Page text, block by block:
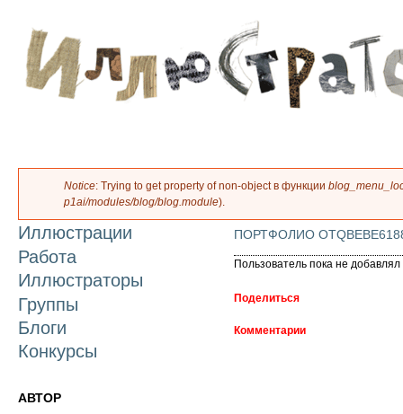
Сообщение об ошибке
Notice: Trying to get property of non-object в функции
p1ai/modules/blog/blog.module).
Иллюстрации
Работа
Иллюстраторы
Группы
Блоги
Конкурсы
АВТОР
ПОРТФОЛИО
Пользователь пока не добавлял
Поделиться
Комментарии